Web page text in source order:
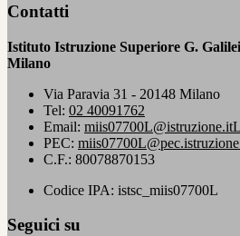
Contatti
Istituto Istruzione Superiore G.
Milano
Via Paravia 31 - 20148 Milano
Tel: 02 40091762
Email: miis07700L@istruzione.it
PEC:
C.F.: 80078870153
Codice IPA: istsc_miis07700L
Seguici su